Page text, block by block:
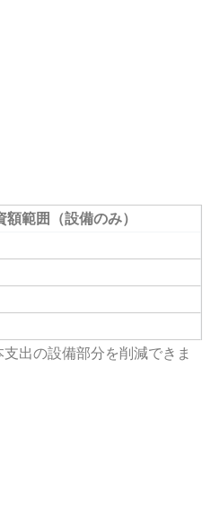
範囲（設備のみ）
出の設備部分を削減できま